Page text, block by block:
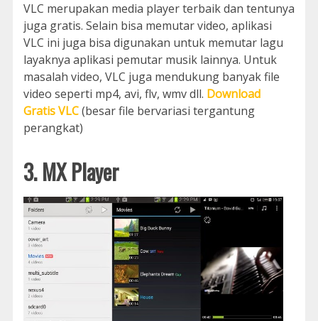
VLC merupakan media player terbaik dan tentunya
juga gratis. Selain bisa memutar video, aplikasi
VLC ini juga bisa digunakan untuk memutar lagu
layaknya aplikasi pemutar musik lainnya. Untuk
masalah video, VLC juga mendukung banyak file
video seperti mp4, avi, flv, wmv dll. Download
Gratis VLC(besar file bervariasi tergantung
perangkat)
3. MX Player